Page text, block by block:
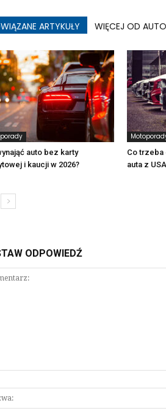
ARTYKUŁY WIĘCEJ OD
auto bez karty
i kaucji w 2026?
Co trzeba
auta z
ODPOWIEDŹ